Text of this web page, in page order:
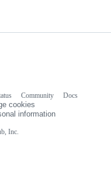
Inc.
Community
Docs
cookies
information